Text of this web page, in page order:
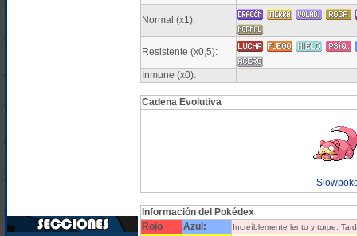
Normal (x1):
Resistente (x0,5):
Inmune (x0):
Cadena Evolutiva
Información del Pokédex
Rojo
Azul: Increíblemente lento y torpe.